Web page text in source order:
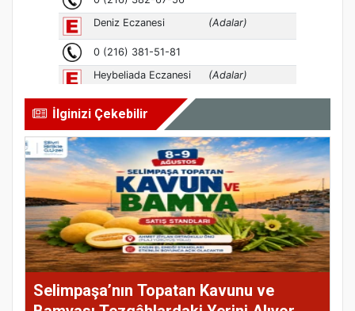
İlginizi Çekebilir
Selimpaşa’nın Topatan Kavunu ve